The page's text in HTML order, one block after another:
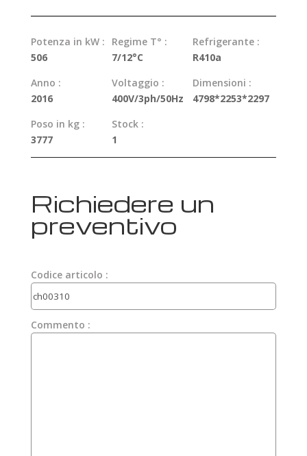
Potenza in kW :
506
Regime T° :
7/12°C
Refrigerante :
R410a
Anno :
2016
Voltaggio :
400V/3ph/50Hz
Dimensioni :
4798*2253*2297
Poso in kg :
3777
Stock :
1
Richiedere un
preventivo
Codice articolo :
Commento :